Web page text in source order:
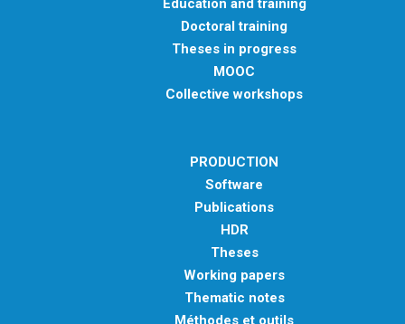
Education and training
Doctoral training
Theses in progress
MOOC
Collective workshops
PRODUCTION
Software
Publications
HDR
Theses
Working papers
Thematic notes
Méthodes et outils